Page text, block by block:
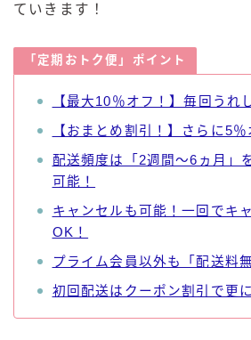
ていきます！
「定期おトク便」ポイント
【最大10％オフ！】毎回うれ
【おまとめ割引！】さらに5
配送頻度は「2週間～6ヵ月」
可能！
キャンセルも可能！一回でキ
OK！
プライム会員以外も「配送料無
初回配送はクーポン割引で更